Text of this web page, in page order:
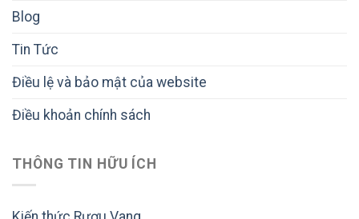
Blog
Tin Tức
Điều lệ và bảo mật của website
Điều khoản chính sách
THÔNG TIN HỮU ÍCH